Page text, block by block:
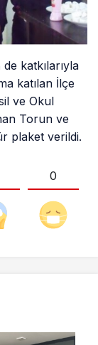
katkılarıyla
katılan İlçe
ve Okul
Torun ve
plaket verildi.
0